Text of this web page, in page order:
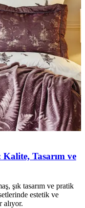
Tasarım ve
şık tasarım ve pratik
estetik ve
alıyor.